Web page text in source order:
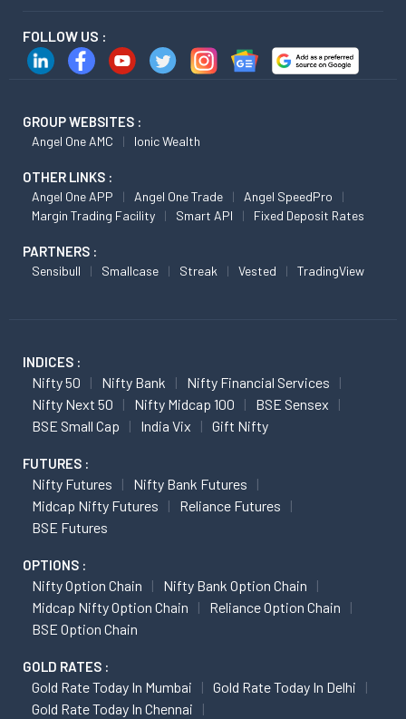
FOLLOW US :
GROUP WEBSITES :
Angel One AMC Ionic Wealth
OTHER LINKS :
Angel One APP Angel One Trade
Angel SpeedPro
Margin Trading Facility
Smart API Fixed Deposit Rates
PARTNERS :
Sensibull Smallcase Streak Vested TradingView
INDICES :
Nifty 50 Nifty Bank
Nifty Financial Services
Nifty Next 50
Nifty Midcap 100
BSE Sensex
BSE Small Cap
India Vix Gift Nifty
FUTURES :
Nifty Futures
Nifty Bank Futures
Midcap Nifty Futures
Reliance Futures
BSE Futures
OPTIONS :
Nifty Option Chain
Nifty Bank Option Chain
Midcap Nifty Option Chain
Reliance Option Chain
BSE Option Chain
GOLD RATES :
Gold Rate Today In Mumbai
Gold Rate Today In Delhi
Gold Rate Today In Chennai